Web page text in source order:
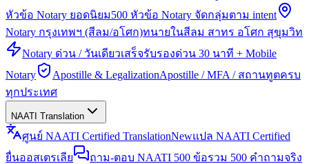
หัวข้อ Notary ยอดนิยม500 หัวข้อ Notary จัดกลุ่มตาม intent
Notary กรุงเทพฯ (สีลม/อโศก)ทนายในสีลม สาทร อโศก สุขุมวิท
Notary ด่วน / วันเดียวเสร็จรับรองด่วน 30 นาที + Mobile
Notary
Apostille & LegalizationApostille / MFA / สถานทูตครบ
ทุกประเทศ
NAATI Translation
ศูนย์ NAATI Certified TranslationNewแปล NAATI Certified
ยื่นออสเตรเลีย
ถาม-ตอบ NAATI 500 ข้อรวม 500 คำถามจริง